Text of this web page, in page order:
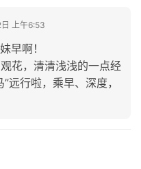
上午6:53
早啊！
花，清清浅浅的一点经
远行啦，乘早、深度，